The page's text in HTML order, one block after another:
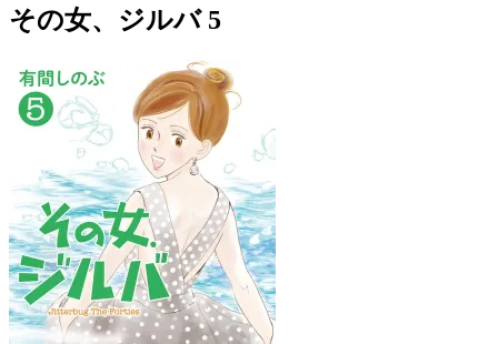
その女、ジルバ 5